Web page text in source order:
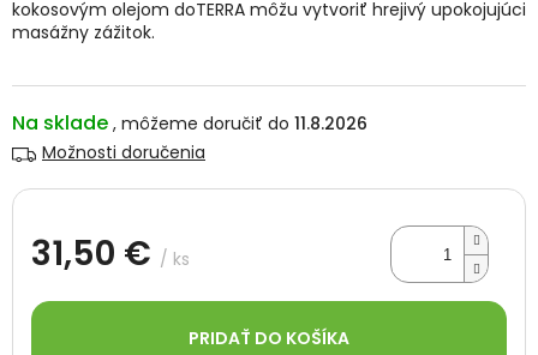
Na sklade
11.8.2026
Možnosti doručenia
31,50 € / ks
cena:
PRIDAŤ DO KOŠÍKA
kokosovým olejom doTERRA môžu vytvoriť hrejivý upokojujúci
masážny zážitok.